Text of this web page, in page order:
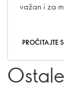
važan i za
da budete
PROČITAJTE